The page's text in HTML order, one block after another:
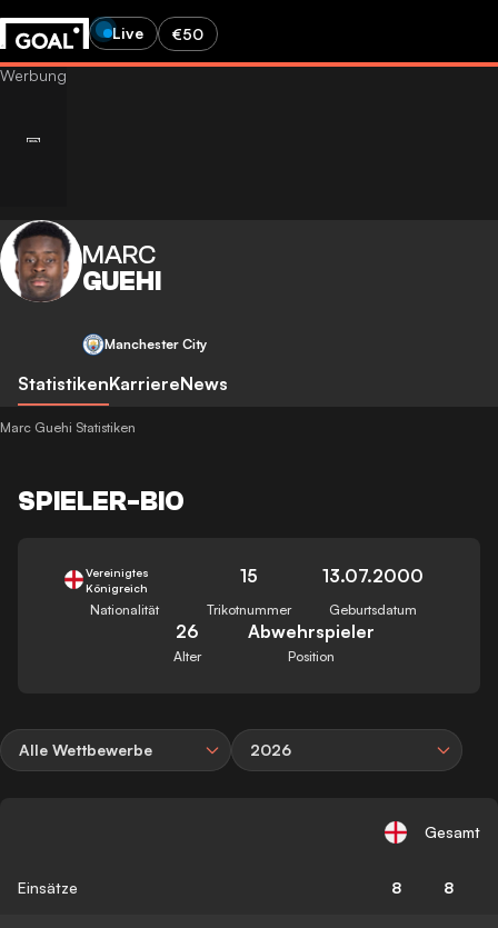
Live €50
MARC
GUEHI
Manchester City
StatistikenKarriereNews
Marc Guehi Statistiken
SPIELER-BIO
Vereinigtes
Königreich
Nationalität
15
Trikotnummer
13.07.2000
Geburtsdatum
26
Alter
Abwehrspieler
Position
Alle Wettbewerbe 2026
Gesamt
Einsätze 8 8